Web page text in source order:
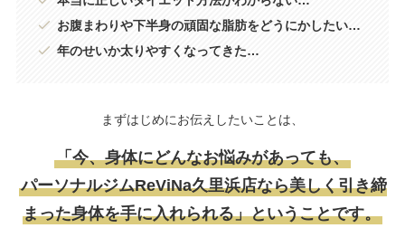
お腹まわりや下半身の頑固な脂肪をどうにかしたい…
年のせいか太りやすくなってきた…
まずはじめにお伝えしたいことは、
「今、身体にどんなお悩みがあっても、
パーソナルジムReViNa久里浜店なら美しく引き締
まった身体を手に入れられる」ということです。